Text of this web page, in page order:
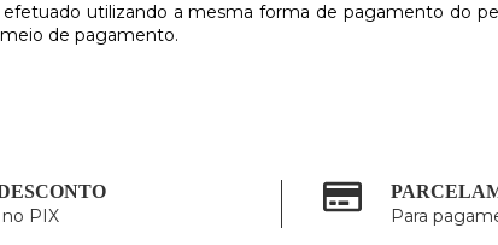
utilizando a mesma forma de pagamento do
de pagamento.
PIX Para